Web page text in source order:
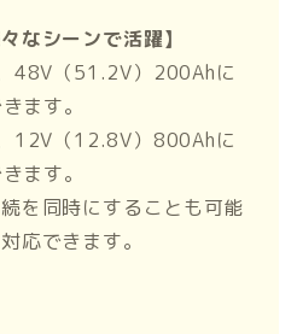
なシーンで活躍】
48V（51.2V）200Ahに
ます。
12V（12.8V）800Ahに
ます。
を同時にすることも可能
応できます。